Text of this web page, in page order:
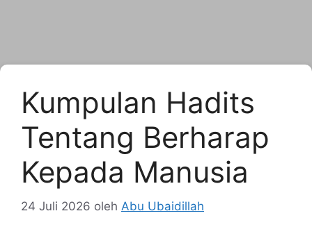
Kumpulan Hadits
Tentang Berharap
Kepada Manusia
24 Juli 2026 oleh Abu Ubaidillah